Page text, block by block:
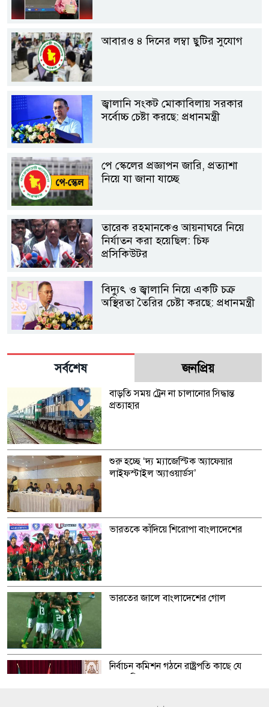
আবারও ৪ দিনের লম্বা ছুটির সুযোগ
জ্বালানি সংকট মোকাবিলায় সরকার
সর্বোচ্চ চেষ্টা করছে: প্রধানমন্ত্রী
পে স্কেলের প্রজ্ঞাপন জারি, প্রত্যাশা
নিয়ে যা জানা যাচ্ছে
তারেক রহমানকেও আয়নাঘরে নিয়ে
নির্যাতন করা হয়েছিল: চিফ
প্রসিকিউটর
বিদ্যুৎ ও জ্বালানি নিয়ে একটি চক্র
অস্থিরতা তৈরির চেষ্টা করছে: প্রধানমন্ত্রী
সর্বশেষ জনপ্রিয়
বাড়তি সময় ট্রেন না চালানোর সিদ্ধান্ত
প্রত্যাহার
শুরু হচ্ছে ‘দ্য ম্যাজেস্টিক অ্যাফেয়ার
লাইফস্টাইল অ্যাওয়ার্ডস’
ভারতকে কাঁদিয়ে শিরোপা বাংলাদেশের
ভারতের জালে বাংলাদেশের গোল
নির্বাচন কমিশন গঠনে রাষ্ট্রপতি কাছে যে
প্রস্তাব দিল জাসদ